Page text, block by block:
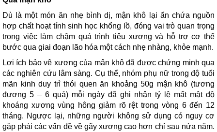
Dù là một món ăn nhẹ bình dị, mận khô lại ẩn chứa nguồn
hợp chất hoạt tính sinh học khổng lồ, đóng vai trò quan trọng
trong việc làm chậm quá trình tiêu xương và hỗ trợ cơ thể
bước qua giai đoạn lão hóa một cách nhẹ nhàng, khỏe mạnh.
Lợi ích bảo vệ xương của mận khô đã được chứng minh qua
các nghiên cứu lâm sàng. Cụ thể, nhóm phụ nữ trong độ tuổi
mãn kinh duy trì thói quen ăn khoảng 50g mận khô (tương
đương 5 – 6 quả) mỗi ngày đã ghi nhận tỷ lệ mất mật độ
khoáng xương vùng hông giảm rõ rệt trong vòng 6 đến 12
tháng. Ngược lại, những người không sử dụng có nguy cơ
gặp phải các vấn đề về gãy xương cao hơn chỉ sau nửa năm.